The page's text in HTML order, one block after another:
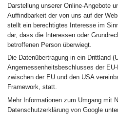
Darstellung unserer Online-Angebote
Auffindbarkeit der von uns auf der
stellt ein berechtigtes Interesse im
dar, dass die Interessen oder
betroffenen Person überwiegt.
Die Datenübertragung in ein Drittland
Angemessenheitsbeschlusses der
zwischen der EU und den USA
Framework, statt.
Mehr Informationen zum Umgang mit
Datenschutzerklärung von Google